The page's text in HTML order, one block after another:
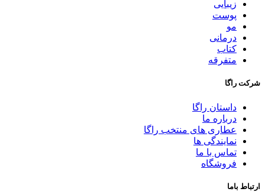
زیبایی
پوست
مو
درمانی
کتاب
متفرقه
شرکت راگا
داستان راگا
درباره ما
عطاری های منتخب راگا
نمایندگی ها
تماس با ما
فروشگاه
ارتباط باما